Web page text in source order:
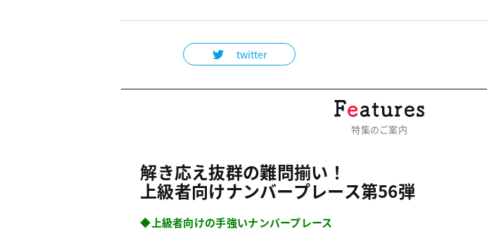
twitter
特集のご案内
解き応え抜群の難問揃い！
上級者向けナンバープレース第56弾
◆上級者向けの手強いナンバープレース